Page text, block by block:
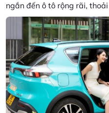
ngắn đến ô tô rộng rãi,